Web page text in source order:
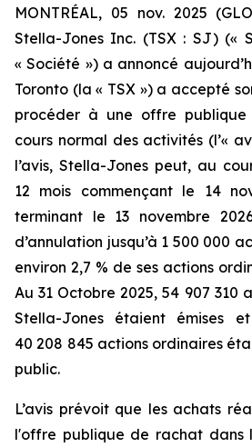
MONTRÉAL, 05 nov. 2025
Stella-Jones Inc. (TSX : SJ) («
« Société ») a annoncé
Toronto (la « TSX ») a accepté
procéder à une offre
cours normal des activités (l’«
l’avis, Stella-Jones peut, au
12 mois commençant le 14
terminant le 13 novembre
d’annulation jusqu’à 1 500 000
environ 2,7 % de ses actions
Au 31 Octobre 2025, 54 907 310
Stella-Jones étaient émises
40 208 845 actions ordinaires
public.
L’avis prévoit que les achats
l'offre publique de rachat dans